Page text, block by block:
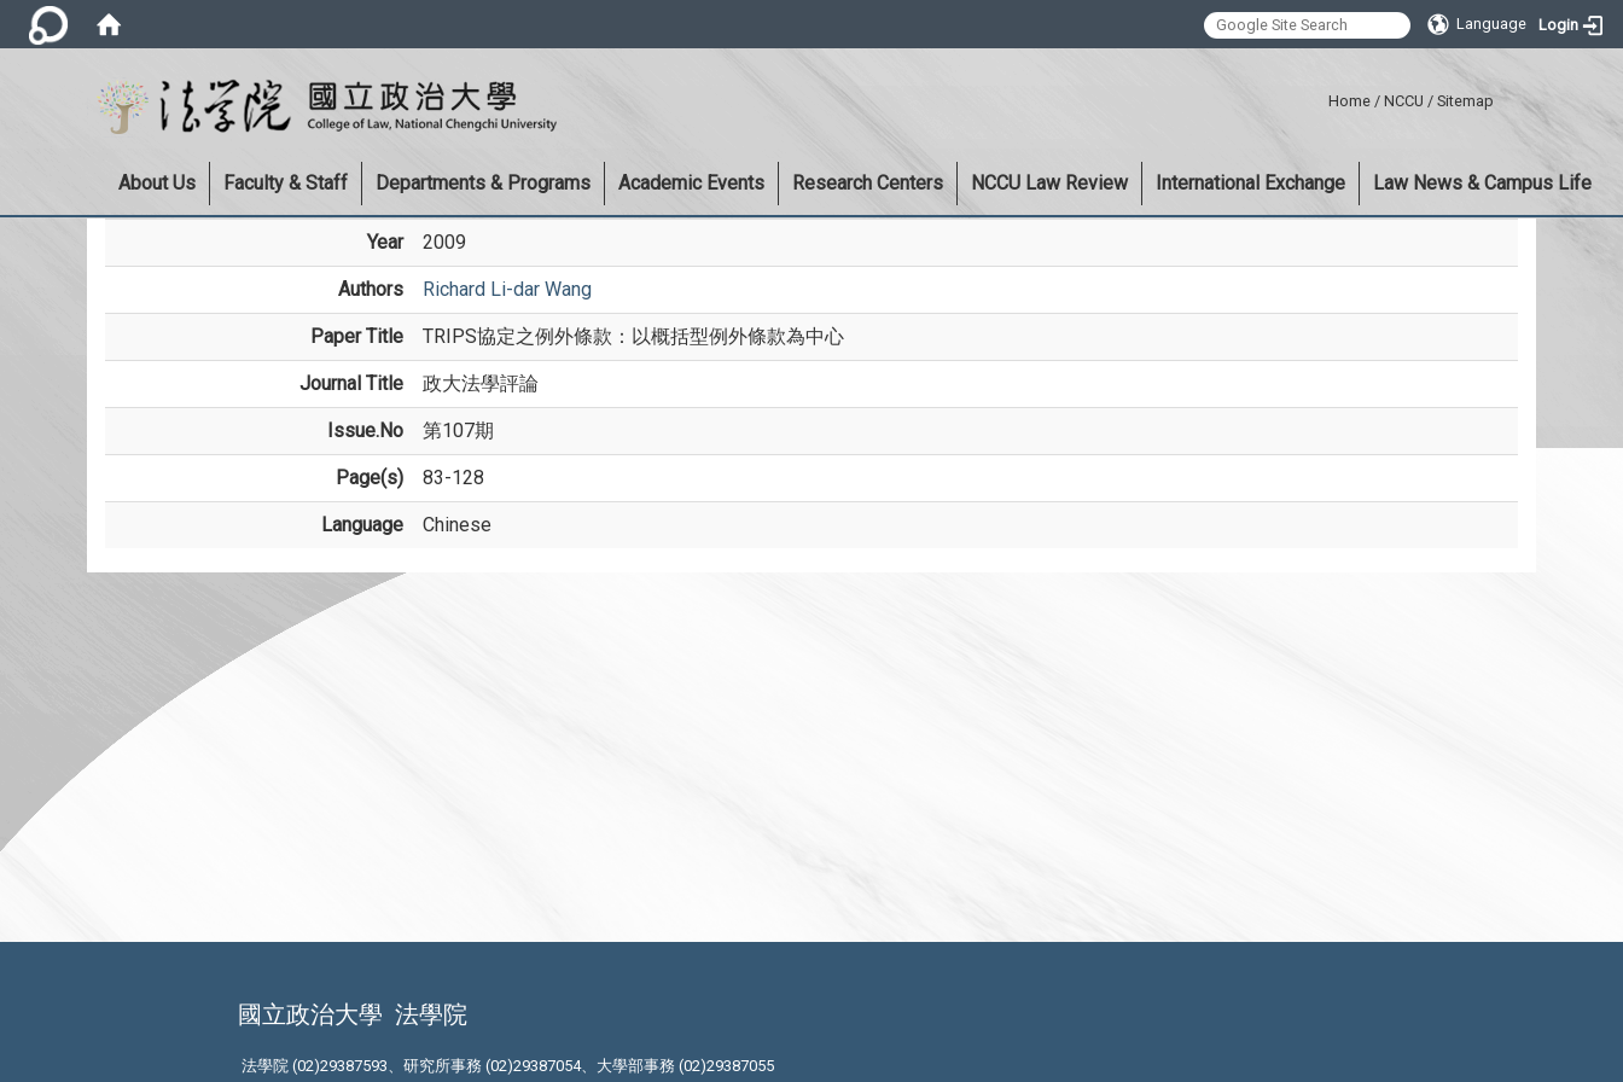
Language Login
Home / NCCU / Sitemap
About Us Faculty & Staff Departments & Programs Academic Events Research Centers NCCU Law Review International Exchange Law News & Campus Life
Year 2009
Authors Richard Li-dar Wang
Paper Title TRIPS協定之例外條款：以概括型例外條款為中心
Journal Title 政大法學評論
Issue.No 第107期
Page(s) 83-128
Language Chinese
國立政治大學 法學院
法學院 (02)29387593、研究所事務 (02)29387054、大學部事務 (02)29387055